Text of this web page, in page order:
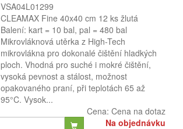
VSA04L01299
CLEAMAX Fine 40x40 cm 12 ks žlutá
Balení: kart = 10 bal, pal = 480 bal
Mikrovláknová utěrka z High-Tech
mikrovlákna pro dokonalé čištění hladkých
ploch. Vhodná pro suché i mokré čištění,
vysoká pevnost a stálost, možnost
opakovaného praní, při teplotách 65 až
95°C. Vysok...
Cena: Cena na dotaz
Na objednávku